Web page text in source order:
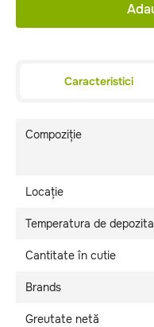
Caracteristici
Compoziție
Locație
Temperatura de
Cantitate în cutie
Brands
Greutate netă